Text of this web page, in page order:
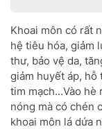
Khoai môn có rất
hệ tiêu hóa, giảm
thư, bảo vệ da,
giảm huyết áp, hỗ
tim mạch…Vào hè
nóng mà có chén
khoai môn lá dứa